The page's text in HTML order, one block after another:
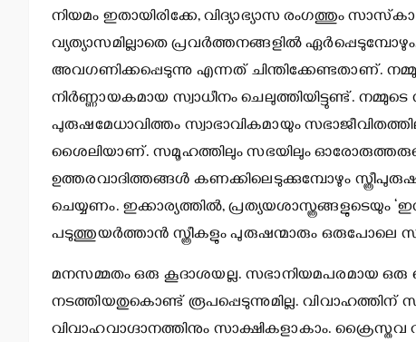
നിയമം ഇതായിരിക്കേ, വിദ്യാഭ്യാസ രംഗത്തും
വ്യത്യാസമില്ലാതെ പ്രവര്‍ത്തനങ്ങളില്‍
അവഗണിക്കപ്പെടുന്നു എന്നത് ചിന്തിക്കേണ്ടതാണ്.
നിര്‍ണ്ണായകമായ സ്വാധീനം ചെലുത്തിയിട്ടുണ്ട്.
പുരുഷമേധാവിത്തം സ്വാഭാവികമായും
ശൈലിയാണ്. സമൂഹത്തിലും സഭയിലും
ഉത്തരവാദിത്തങ്ങള്‍ കണക്കിലെടുക്കുമ്പോഴും
ചെയ്യണം. ഇക്കാര്യത്തില്‍, പ്രത്യയശാസ്ത്രങ്ങളുടെയും
പടുത്തുയര്‍ത്താന്‍ സ്ത്രീകളും പുരുഷന്മാരും ഒരുപോലെ
മനസമ്മതം ഒരു കൂദാശയല്ല. സഭാനിയമപരമായ ഒരു
നടത്തിയതുകൊണ്ട് രൂപപ്പെടുന്നുമില്ല. വിവാഹത്തിന്
വിവാഹവാഗ്ദാനത്തിനും സാക്ഷികളാകാം. ക്രൈസ്തവ